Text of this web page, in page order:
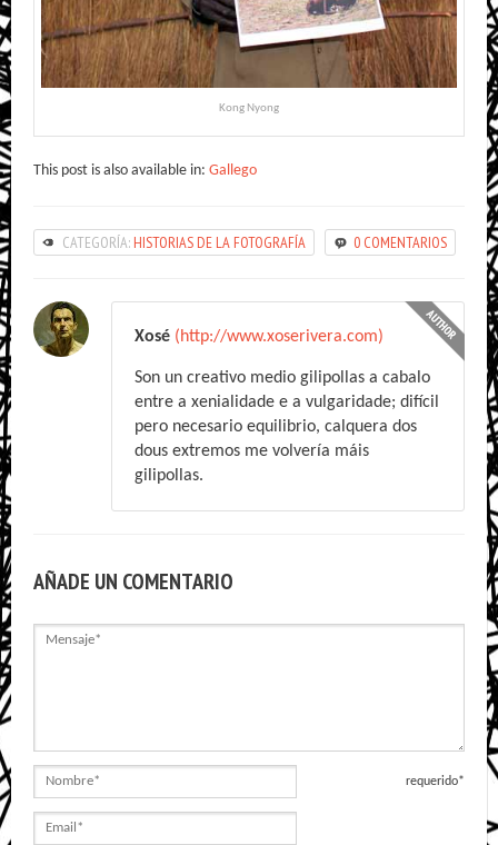
Kong Nyong
This post is also available in: Gallego
CATEGORÍA: HISTORIAS DE LA FOTOGRAFÍA 0 COMENTARIOS
Xosé (http://www.xoserivera.com)
Son un creativo medio gilipollas a cabalo
entre a xenialidade e a vulgaridade; difícil
pero necesario equilibrio, calquera dos
dous extremos me volvería máis
gilipollas.
AÑADE UN COMENTARIO
Mensaje
requerido*
Nombre
Email